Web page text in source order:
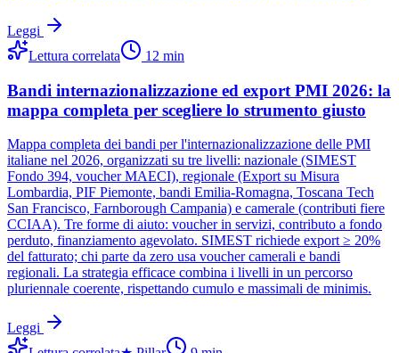
Leggi
Lettura correlata
12 min
Bandi internazionalizzazione ed export PMI 2026: la
mappa completa per scegliere lo strumento giusto
Mappa completa dei bandi per l'internazionalizzazione delle PMI
italiane nel 2026, organizzati su tre livelli: nazionale (SIMEST
Fondo 394, voucher MAECI), regionale (Export su Misura
Lombardia, PIF Piemonte, bandi Emilia-Romagna, Toscana Tech
San Francisco, Farnborough Campania) e camerale (contributi fiere
CCIAA). Tre forme di aiuto: voucher in servizi, contributo a fondo
perduto, finanziamento agevolato. SIMEST richiede export ≥ 20%
del fatturato; chi parte da zero usa voucher camerali e bandi
regionali. La strategia efficace combina i livelli in un percorso
pluriennale coerente, rispettando cumulo e massimali de minimis.
Leggi